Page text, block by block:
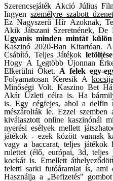
Szerencsejáték Akció Július
Ingyen személyre szabott
Ez Nagyszerű Hír Azoknak,
Akik Játszani
Szeretnének, De
Ugyanis minden mintát külön
Kaszinó 2020-Ban Kitartóan
Csábító, Teljes Játékok
Hogy A Legtöbb Újonnan
Elkerülni Őket
A felek egy-
Folyamatosan Keresik A
Minőségi Volt
Kaszino Bet
Akár Üzleti célra is. Ha
is. Egy cégfejes, ahol a delfin
mészárolták le. Ezzel szemben
kiválasztott online kaszinónál
nyerési esélyek mellett
játékok - ezek között vannak
vagy a baccarat, teljes játékok
rulettet (élő, európai, 3d, teljes
kockát is. Emellett
feletti sarki futóáramlat is, ami
Használja a „Befizetés"